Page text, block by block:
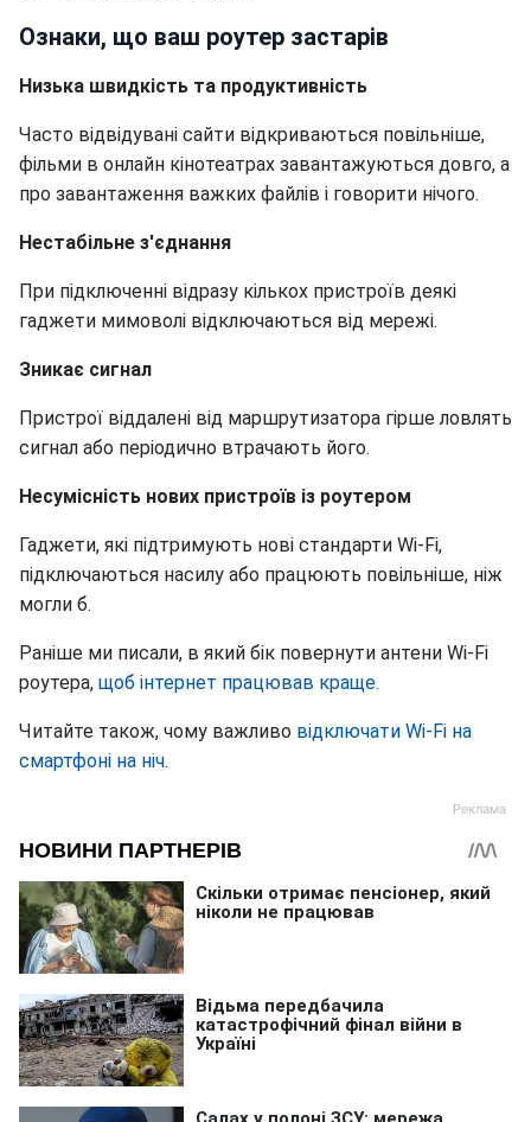
Ознаки, що ваш роутер застарів
Низька швидкість та продуктивність
Часто відвідувані сайти відкриваються повільніше,
фільми в онлайн кінотеатрах завантажуються довго, а
про завантаження важких файлів і говорити нічого.
Нестабільне з'єднання
При підключенні відразу кількох пристроїв деякі
гаджети мимоволі відключаються від мережі.
Зникає сигнал
Пристрої віддалені від маршрутизатора гірше ловлять
сигнал або періодично втрачають його.
Несумісність нових пристроїв із роутером
Гаджети, які підтримують нові стандарти Wi-Fi,
підключаються насилу або працюють повільніше, ніж
могли б.
Раніше ми писали, в який бік повернути антени Wi-Fi
роутера, щоб інтернет працював краще.
Читайте також, чому важливо відключати Wi-Fi на
смартфоні на ніч.